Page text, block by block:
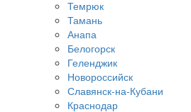
Темрюк
Тамань
Анапа
Белогорск
Геленджик
Новороссийск
Славянск-на-Кубани
Краснодар